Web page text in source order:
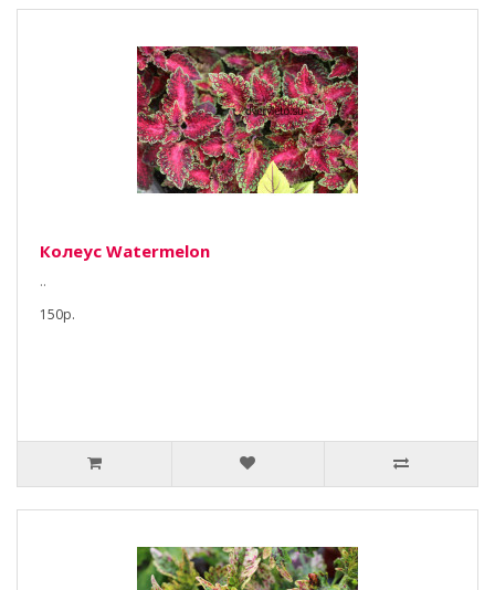
Колеус Watermelon
..
150р.